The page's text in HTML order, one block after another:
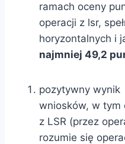
ramach oceny
operacji z lsr,
horyzontalnych i
najmniej 49,2
pozytywny
wniosków, w tym
z LSR (przez
rozumie się